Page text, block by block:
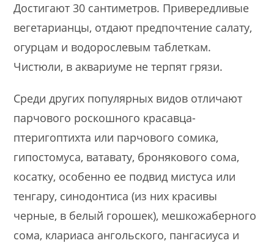
Достигают 30 сантиметров. Привередливые
вегетарианцы, отдают предпочтение салату,
огурцам и водорослевым таблеткам.
Чистюли, в аквариуме не терпят грязи.
Среди других популярных видов отличают
парчового роскошного красавца-
птеригоптихта или парчового сомика,
гипостомуса, ватавату, бронякового сома,
косатку, особенно ее подвид мистуса или
тенгару, синодонтиса (из них красивы
черные, в белый горошек), мешкожаберного
сома, клариаса ангольского, пангасиуса и